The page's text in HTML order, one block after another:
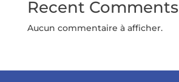
Recent Comments
Aucun commentaire à afficher.